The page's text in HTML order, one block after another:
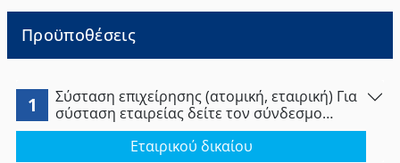
Προϋποθέσεις
1
Σύσταση επιχείρησης (ατομική, εταιρική) Για
σύσταση εταιρείας δείτε τον σύνδεσμο
παρακάτω
Εταιρικού δικαίου